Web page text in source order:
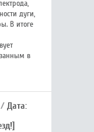
дуги,
В итоге
в
Дата: